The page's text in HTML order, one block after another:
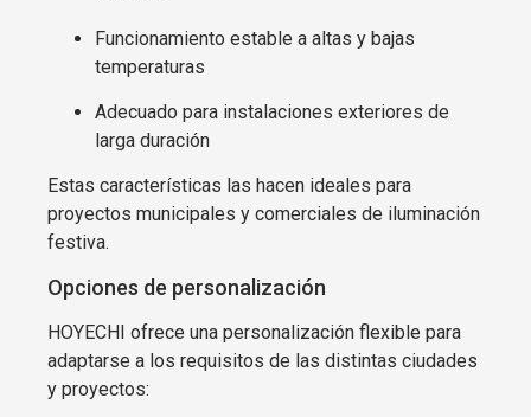
Funcionamiento estable a altas y bajas
temperaturas
Adecuado para instalaciones exteriores de
larga duración
Estas características las hacen ideales para
proyectos municipales y comerciales de iluminación
festiva.
Opciones de personalización
HOYECHI ofrece una personalización flexible para
adaptarse a los requisitos de las distintas ciudades
y proyectos: